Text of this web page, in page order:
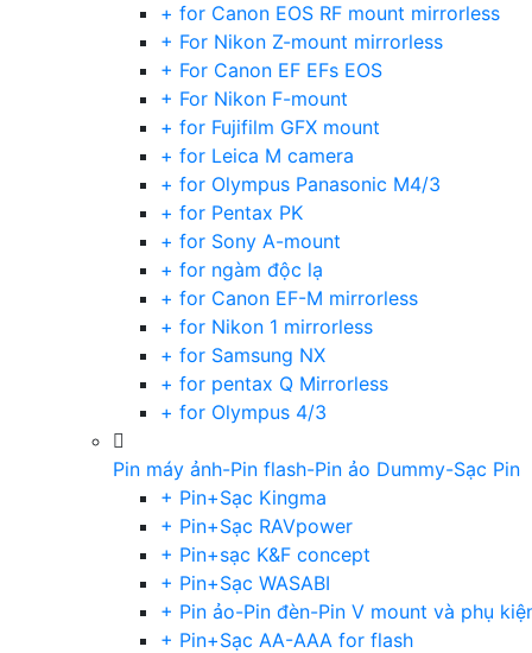
+ for Canon EOS RF mount mirrorless
+ For Nikon Z-mount mirrorless
+ For Canon EF EFs EOS
+ For Nikon F-mount
+ for Fujifilm GFX mount
+ for Leica M camera
+ for Olympus Panasonic M4/3
+ for Pentax PK
+ for Sony A-mount
+ for ngàm độc lạ
+ for Canon EF-M mirrorless
+ for Nikon 1 mirrorless
+ for Samsung NX
+ for pentax Q Mirrorless
+ for Olympus 4/3
Pin máy ảnh-Pin flash-Pin ảo Dummy-Sạc Pin
+ Pin+Sạc Kingma
+ Pin+Sạc RAVpower
+ Pin+sạc K&F concept
+ Pin+Sạc WASABI
+ Pin ảo-Pin đèn-Pin V mount và phụ
+ Pin+Sạc AA-AAA for flash